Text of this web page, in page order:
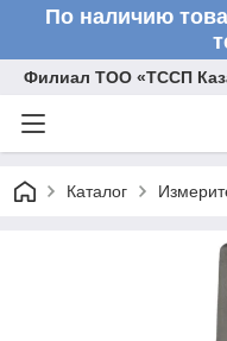
По наличию
Филиал ТОО «ТССП
Каталог